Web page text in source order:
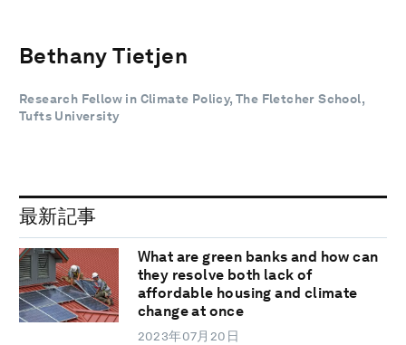
Bethany Tietjen
Research Fellow in Climate Policy, The Fletcher School,
Tufts University
最新記事
What are green banks and how can
they resolve both lack of
affordable housing and climate
change at once
2023年07月20日